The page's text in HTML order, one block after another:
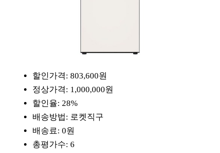
할인가격: 803,600원
정상가격: 1,000,000원
할인율: 28%
배송방법: 로켓직구
배송료: 0원
총평가수: 6